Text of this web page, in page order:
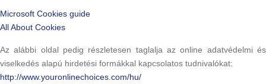
Microsoft Cookies guide
All About Cookies
Az alábbi oldal pedig részletesen taglalja az online adatvédelmi és
viselkedés alapú hirdetési formákkal kapcsolatos tudnivalókat:
http://www.youronlinechoices.com/hu/